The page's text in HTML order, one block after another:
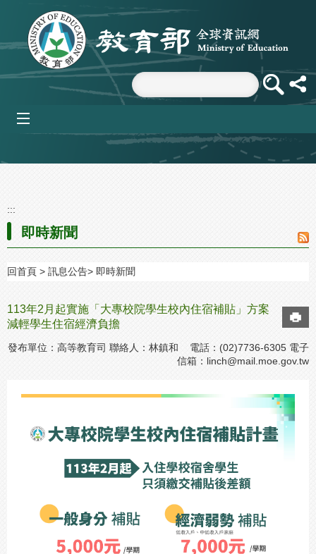
跳到主要內容區塊
:::
即時新聞
回首頁 訊息公告 即時新聞
113年2月起實施「大專校院學生校內住宿補貼」方案
減輕學生住宿經濟負擔
發布單位：高等教育司 聯絡人：林鎮和 電話：(02)7736-6305 電子
信箱： linch@mail.moe.gov.tw